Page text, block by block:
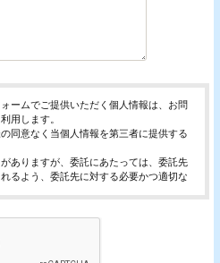
ームでご提供いただく個人情報は、お問
用します。
同意なく当個人情報を第三者に提供する
ありますが、委託にあたっては、委託先
るよう、委託先に対する必要かつ適切な
（「開示等」といいます。）を受け付け
情及び相談窓口」で受け付けます。